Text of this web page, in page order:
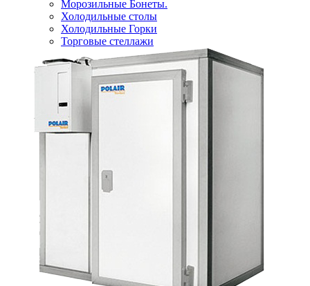
Морозильные Бонеты.
Холодильные столы
Холодильные Горки
Торговые стеллажи